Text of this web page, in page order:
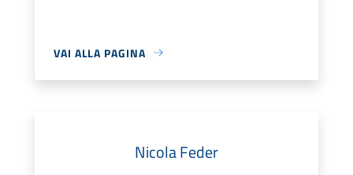
VAI ALLA PAGINA
Nicola Feder